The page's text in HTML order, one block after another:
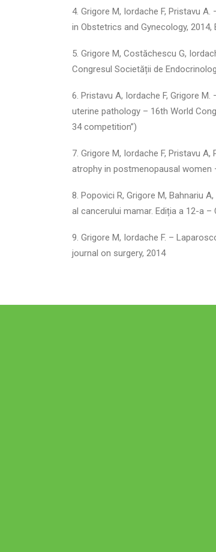
4. Grigore M, Iordache F, Pristavu
in Obstetrics and Gynecology, 2014,
5. Grigore M, Costăchescu G,
Congresul Societății de
6. Pristavu A, Iordache F, Grigore
uterine pathology – 16th World
34 competition”)
7. Grigore M, Iordache F, Pristavu
atrophy in postmenopausal women
8. Popovici R, Grigore M, Bahnariu
al cancerului mamar. Ediția a 12-a –
9. Grigore M, Iordache F. –
journal on surgery, 2014